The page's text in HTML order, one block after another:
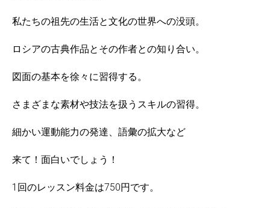
私たちの祖先の生活と文化の世界への没頭。
ロシアの古典作品とその作者との知り合い。
図面の基本を徐々に習得する。
さまざまな素材や技法を扱うスキルの習得。
細かい運動能力の発達、語彙の拡大など
来て！面白いでしょう！
1回のレッスン料金は750円です。